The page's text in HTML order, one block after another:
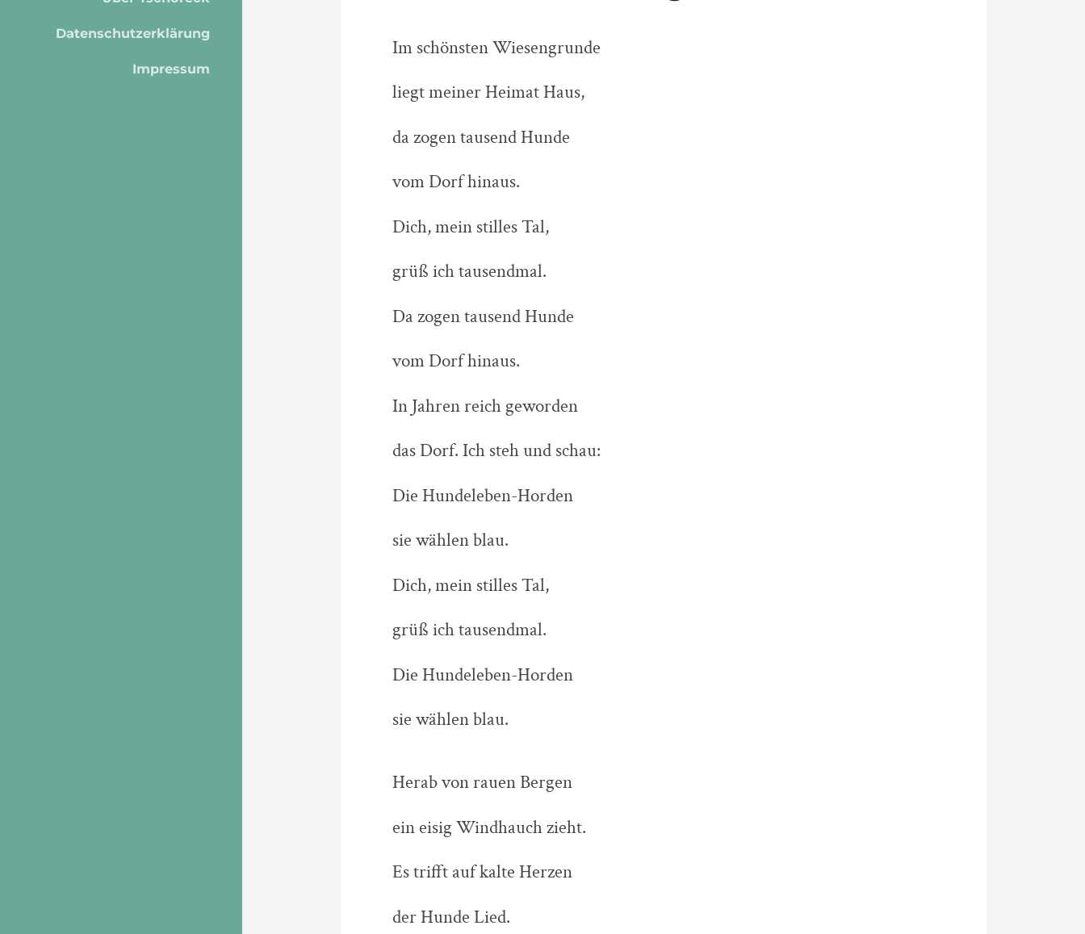
Datenschutzerklärung
Impressum
Im schönsten Wiesengrunde
liegt meiner Heimat Haus,
da zogen tausend Hunde
vom Dorf hinaus.
Dich, mein stilles Tal,
grüß ich tausendmal.
Da zogen tausend Hunde
vom Dorf hinaus.
In Jahren reich geworden
das Dorf. Ich steh und schau:
Die Hundeleben-Horden
sie wählen blau.
Dich, mein stilles Tal,
grüß ich tausendmal.
Die Hundeleben-Horden
sie wählen blau.
Herab von rauen Bergen
ein eisig Windhauch zieht.
Es trifft auf kalte Herzen
der Hunde Lied.